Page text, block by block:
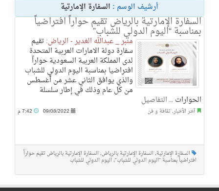
أرشيف الوسم : السفارة الإمارتية
السفارة الإمارتية بالرياض تقيم حواراً افتراضياً
بمناسبة “اليوم الدولي للشباب”
منبر _ عبدالله الغدير - الرياض:تقيم
سفارة دولة الامارات العربية المتحدة
لدى المملكة العربية السعودية حواراً
افتراضيا بمناسبة اليوم الدولي للشباب
والذي يوافق الثاني عشر من أغسطس
من كل عام وذلك في إطار سلسلة
الحوارات .. التفاصيل
آخر الأخبار, ثقافة و فن 09/08/2022
السفارة الإمارتية, السفارة الإمارتية بالرياض, السفارة الإمارتية بالرياض تقيم حواراً
افتراضياً بمناسبة "اليوم الدولي للشباب", اليوم الدولي للشباب